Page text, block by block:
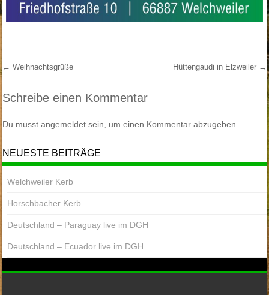
Post Navigation
← Weihnachtsgrüße Hüttengaudi in Elzweiler →
Schreibe einen Kommentar
Du musstangemeldet sein, um einen Kommentar abzugeben.
NEUESTE BEITRÄGE
Welchweiler Kerb
Horschbacher Kerb
Deutschland – Paraguay live im DGH
Deutschland – Ecuador live im DGH